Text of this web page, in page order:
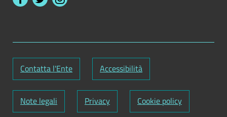
Contatta l'Ente Accessibilità
Note legali Privacy Cookie policy